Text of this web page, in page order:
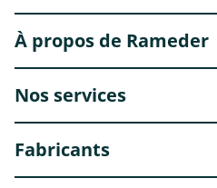
À propos de Rameder
Nos services
Fabricants